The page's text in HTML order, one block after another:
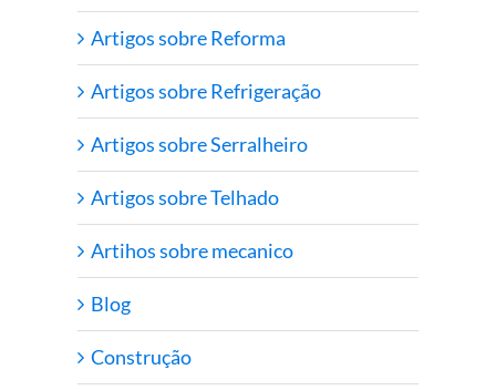
Artigos sobre Reforma
Artigos sobre Refrigeração
Artigos sobre Serralheiro
Artigos sobre Telhado
Artihos sobre mecanico
Blog
Construção